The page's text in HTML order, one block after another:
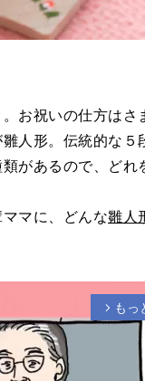
お祝いの仕方はさ
人形。伝統的な
があるので、ど
マに、どんな雛人
arrow_forward_ios もっ